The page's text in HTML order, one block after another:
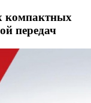
компактных
передач